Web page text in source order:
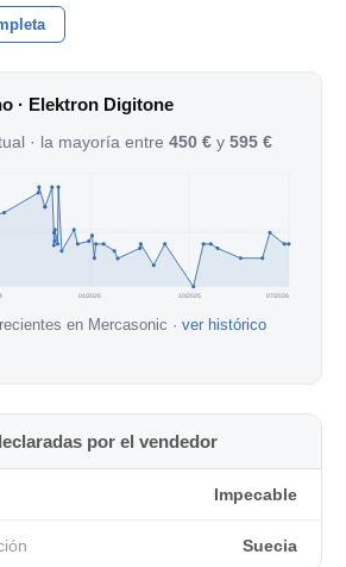
cables e incluyo Decksaver.
· Elektron Digitone
· la mayoría entre 450 € y 595 €
01/2025 10/2025 07/2026
en Mercasonic · ver histórico
por el vendedor
Impecable
Suecia